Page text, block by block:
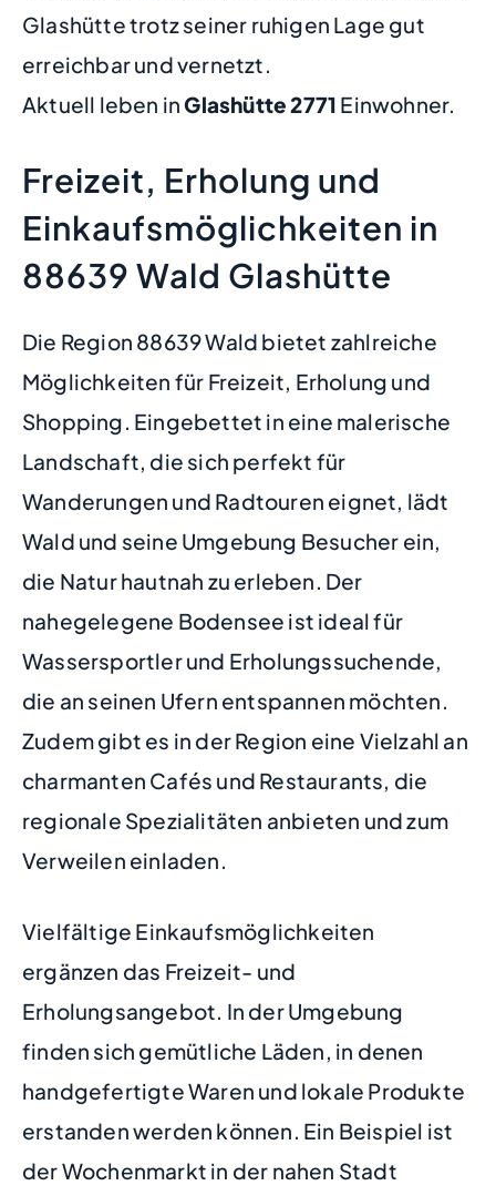
Glashütte trotz seiner ruhigen Lage gut
erreichbar und vernetzt.
Aktuell leben inGlashütte2771 Einwohner.
Freizeit, Erholung und
Einkaufsmöglichkeiten in
88639 Wald Glashütte
Die Region 88639 Wald bietet zahlreiche
Möglichkeiten für Freizeit, Erholung und
Shopping. Eingebettet in eine malerische
Landschaft, die sich perfekt für
Wanderungen und Radtouren eignet, lädt
Wald und seine Umgebung Besucher ein,
die Natur hautnah zu erleben. Der
nahegelegene Bodensee ist ideal für
Wassersportler und Erholungssuchende,
die an seinen Ufern entspannen möchten.
Zudem gibt es in der Region eine Vielzahl an
charmanten Cafés und Restaurants, die
regionale Spezialitäten anbieten und zum
Verweilen einladen.
Vielfältige Einkaufsmöglichkeiten
ergänzen das Freizeit- und
Erholungsangebot. In der Umgebung
finden sich gemütliche Läden, in denen
handgefertigte Waren und lokale Produkte
erstanden werden können. Ein Beispiel ist
der Wochenmarkt in der nahen Stadt